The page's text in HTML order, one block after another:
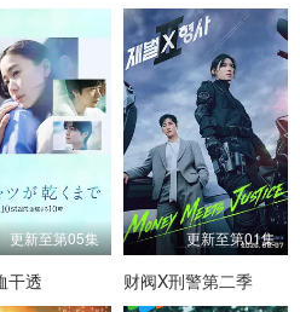
更新至第05集
干透
更新至第01集
财阀X刑警第二季